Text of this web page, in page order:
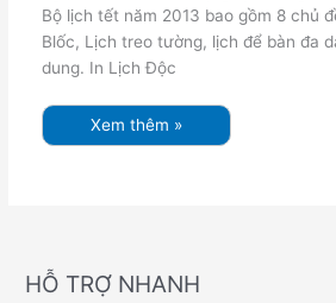
Bộ lịch tết năm 2013 bao gồm 8 chủ
Blốc, Lịch treo tường, lịch để bàn đa
dung. In Lịch Độc
Xem thêm »
HỖ TRỢ NHANH